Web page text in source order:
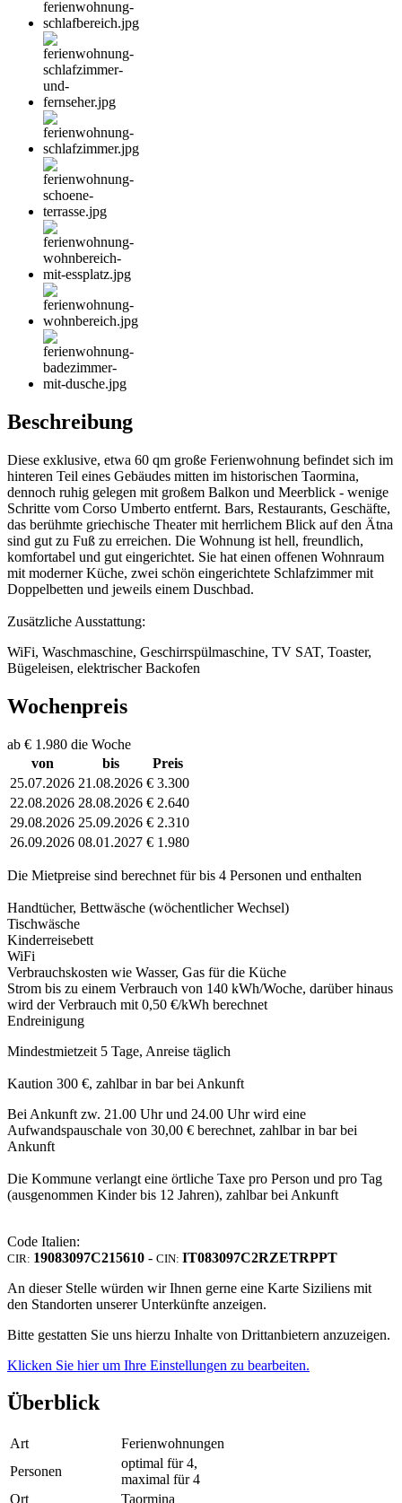
Beschreibung
Diese exklusive, etwa 60 qm große Ferienwohnung befindet sich im
hinteren Teil eines Gebäudes mitten im historischen Taormina,
dennoch ruhig gelegen mit großem Balkon und Meerblick - wenige
Schritte vom Corso Umberto entfernt. Bars, Restaurants, Geschäfte,
das berühmte griechische Theater mit herrlichem Blick auf den Ätna
sind gut zu Fuß zu erreichen. Die Wohnung ist hell, freundlich,
komfortabel und gut eingerichtet. Sie hat einen offenen Wohnraum
mit moderner Küche, zwei schön eingerichtete Schlafzimmer mit
Doppelbetten und jeweils einem Duschbad.
Zusätzliche Ausstattung:
WiFi, Waschmaschine, Geschirrspülmaschine, TV SAT, Toaster,
Bügeleisen, elektrischer Backofen
Wochenpreis
ab € 1.980 die Woche
von
bis
Preis
25.07.2026 21.08.2026 € 3.300
22.08.2026 28.08.2026 € 2.640
29.08.2026 25.09.2026 € 2.310
26.09.2026 08.01.2027 € 1.980
Die Mietpreise sind berechnet für bis 4 Personen und enthalten
Handtücher, Bettwäsche (wöchentlicher Wechsel)
Tischwäsche
Kinderreisebett
WiFi
Verbrauchskosten wie Wasser, Gas für die Küche
Strom bis zu einem Verbrauch von 140 kWh/Woche, darüber hinaus
wird der Verbrauch mit 0,50 €/kWh berechnet
Endreinigung
Mindestmietzeit 5 Tage, Anreise täglich
Kaution 300 €, zahlbar in bar bei Ankunft
Bei Ankunft zw. 21.00 Uhr und 24.00 Uhr wird eine
Aufwandspauschale von 30,00 € berechnet, zahlbar in bar bei
Ankunft
Die Kommune verlangt eine örtliche Taxe pro Person und pro Tag
(ausgenommen Kinder bis 12 Jahren), zahlbar bei Ankunft
Code Italien:
CIR: 19083097C215610 - CIN: IT083097C2RZETRPPT
An dieser Stelle würden wir Ihnen gerne eine Karte Siziliens mit
den Standorten unserer Unterkünfte anzeigen.
Bitte gestatten Sie uns hierzu Inhalte von Drittanbietern anzuzeigen.
Klicken Sie hier um Ihre Einstellungen zu bearbeiten.
Überblick
Art
Ferienwohnungen
Personen
optimal für 4,
maximal für 4
Ort
Taormina